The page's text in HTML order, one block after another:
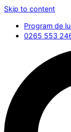
Skip to content
Program de
0265 553